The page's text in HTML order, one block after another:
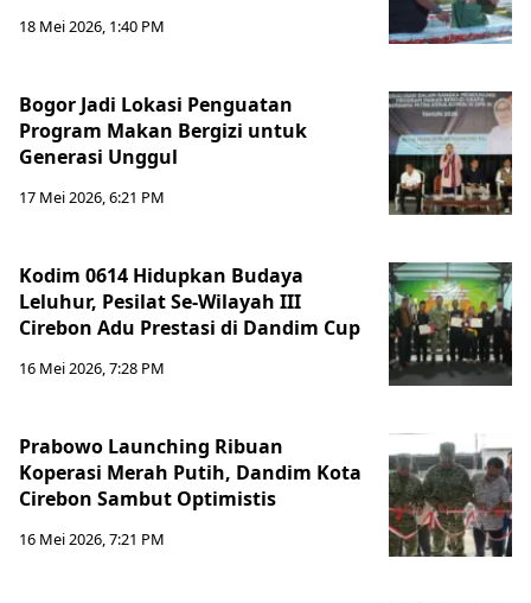
18 Mei 2026, 1:40 PM
Bogor Jadi Lokasi Penguatan
Program Makan Bergizi untuk
Generasi Unggul
17 Mei 2026, 6:21 PM
Kodim 0614 Hidupkan Budaya
Leluhur, Pesilat Se-Wilayah III
Cirebon Adu Prestasi di Dandim Cup
16 Mei 2026, 7:28 PM
Prabowo Launching Ribuan
Koperasi Merah Putih, Dandim Kota
Cirebon Sambut Optimistis
16 Mei 2026, 7:21 PM